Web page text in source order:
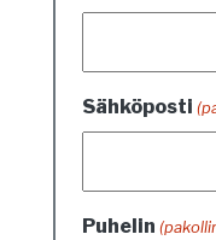
Sähköposti
Puhelin